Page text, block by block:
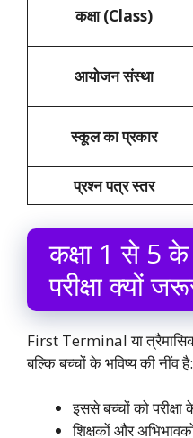
कक्षा (Class)
आयोजन संस्था
स्कूल का प्रकार
प्रश्न पत्र स्तर
कक्षा 1 से 5
परीक्षा क्यों
First Terminal या
बल्कि बच्चों के भविष्य की नींव है:
इससे बच्चों को
शिक्षकों और